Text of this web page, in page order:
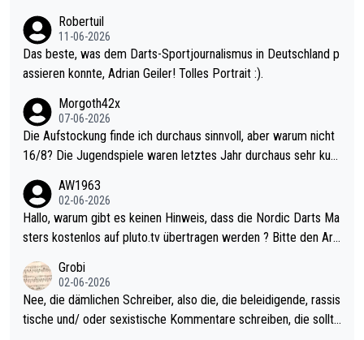
Robertuil
11-06-2026
Das beste, was dem Darts-Sportjournalismus in Deutschland p
assieren konnte, Adrian Geiler! Tolles Portrait :).
Morgoth42x
07-06-2026
Die Aufstockung finde ich durchaus sinnvoll, aber warum nicht
16/8? Die Jugendspiele waren letztes Jahr durchaus sehr kurz
Allerdings ist Mitchell Lawrie als Nummer 1 der Welt eh qualifi
ziert. Somit ändert die automatische Qualifikation des Weltmei
sters erstmal nichts. Ich denke sie wollen damit für nächstes J
ohl wenig WDF Turniere spielen. Dies war bei Archie Self letzt
es Jahr der Fall. Er musste als amtierender Weltmeister durch
den Qualifier und ich glaube kaum, dass Mitchel sich das (in Ve
gas) antun würde, wenn er doch eigentlich die PDC-WM als Zi
AW1963
02-06-2026
Hallo, warum gibt es keinen Hinweis, dass die Nordic Darts Ma
sters kostenlos auf pluto.tv übertragen werden ? Bitte den Arti
Grobi
02-06-2026
Nee, die dämlichen Schreiber, also die, die beleidigende, rassis
tische und/ oder sexistische Kommentare schreiben, die sollte